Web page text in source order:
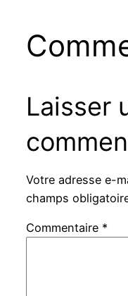
Laisser
Votre adresse e-
champs
Commentaire *